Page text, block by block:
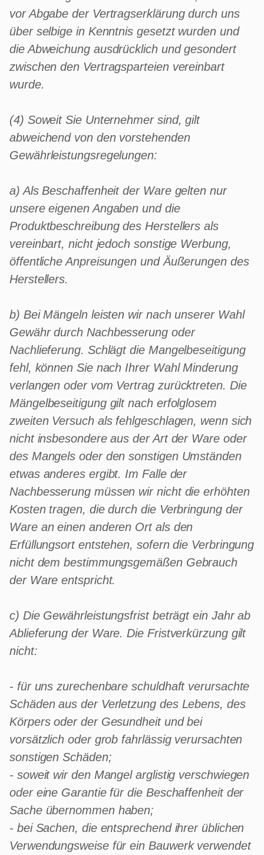
vor Abgabe der Vertragserklärung durch uns
über selbige in Kenntnis gesetzt wurden und
die Abweichung ausdrücklich und gesondert
zwischen den Vertragsparteien vereinbart
wurde.
(4) Soweit Sie Unternehmer sind, gilt
abweichend von den vorstehenden
Gewährleistungsregelungen:
a) Als Beschaffenheit der Ware gelten nur
unsere eigenen Angaben und die
Produktbeschreibung des Herstellers als
vereinbart, nicht jedoch sonstige Werbung,
öffentliche Anpreisungen und Äußerungen des
Herstellers.
b) Bei Mängeln leisten wir nach unserer Wahl
Gewähr durch Nachbesserung oder
Nachlieferung. Schlägt die Mangelbeseitigung
fehl, können Sie nach Ihrer Wahl Minderung
verlangen oder vom Vertrag zurücktreten. Die
Mängelbeseitigung gilt nach erfolglosem
zweiten Versuch als fehlgeschlagen, wenn sich
nicht insbesondere aus der Art der Ware oder
des Mangels oder den sonstigen Umständen
etwas anderes ergibt. Im Falle der
Nachbesserung müssen wir nicht die erhöhten
Kosten tragen, die durch die Verbringung der
Ware an einen anderen Ort als den
Erfüllungsort entstehen, sofern die Verbringung
nicht dem bestimmungsgemäßen Gebrauch
der Ware entspricht.
c) Die Gewährleistungsfrist beträgt ein Jahr ab
Ablieferung der Ware. Die Fristverkürzung gilt
nicht:
- für uns zurechenbare schuldhaft verursachte
Schäden aus der Verletzung des Lebens, des
Körpers oder der Gesundheit und bei
vorsätzlich oder grob fahrlässig verursachten
sonstigen Schäden;
- soweit wir den Mangel arglistig verschwiegen
oder eine Garantie für die Beschaffenheit der
Sache übernommen haben;
- bei Sachen, die entsprechend ihrer üblichen
Verwendungsweise für ein Bauwerk verwendet